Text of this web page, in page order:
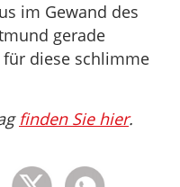
im Gewand des
gerade
diese schlimme
finden Sie hier.